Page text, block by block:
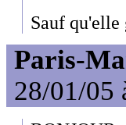
Sauf
Paris-
28/01/05